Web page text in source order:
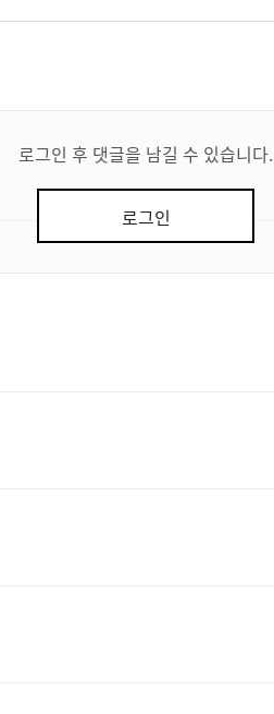
로그인 후 댓글을 남길 수 있습니다.
로그인